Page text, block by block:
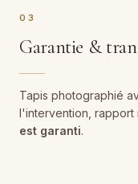
03
Garantie &
Tapis photographié
l'intervention, rapport
est garanti.